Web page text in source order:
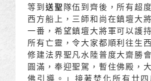
等到送聖隊伍到齊後，所有超
西方船上，三師和尚在鎮壇大
一番，希望鎮壇大將軍可以護
所有亡靈，令大家都順利往生
修建法界聖凡水陸普度大齋勝
圓滿，奉迎聖駕，暫住佛殿，
佛引導。」接著焚化所有廿